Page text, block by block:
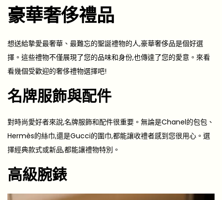
豪華奢侈禮品
想送給摯愛最奢華、最難忘的聖誕禮物的人,豪華奢侈品是個好選
擇。這些禮物不僅展現了您的品味和身份,也傳達了您的愛意。來看
看幾個受歡迎的奢侈禮物選擇吧!
名牌服飾與配件
對時尚愛好者來說,名牌服飾和配件很重要。無論是Chanel的包包、
Hermès的絲巾,還是Gucci的圍巾,都能讓收禮者感到您很用心。選
擇經典款式或新品,都能讓禮物特別。
高級腕錶